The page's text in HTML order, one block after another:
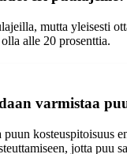
mutta yleisesti
alle 20 prosenttia.
varmistaa
kosteuspitoisuus
jotta puu